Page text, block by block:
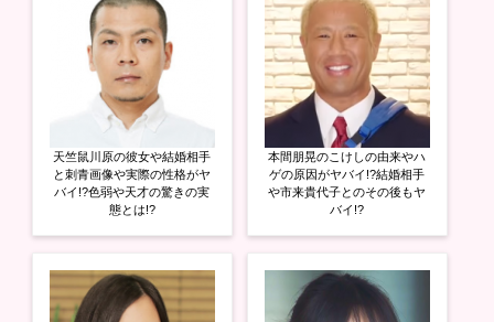
ウ
で
開
き
ま
ク
リ
ッ
ク
し
て
く
だ
い
(
新
し
い
ウ
ン
ウ
で
き
共
有
(
新
し
い
ウ
ィ
ウ
で
開
き
ま
天竺鼠川原の彼女や結婚相手
と刺青画像や実際の性格がヤ
バイ!?色弱や天才の驚きの実
態とは!?
本間朋晃のこけしの由来やハ
ゲの原因がヤバイ!?結婚相手
や市来貴代子とのその後もヤ
バイ!?